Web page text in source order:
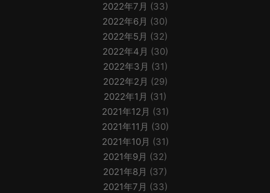
2022年7月 (33)
2022年6月 (30)
2022年5月 (32)
2022年4月 (30)
2022年3月 (31)
2022年2月 (29)
2022年1月 (31)
2021年12月 (31)
2021年11月 (30)
2021年10月 (31)
2021年9月 (32)
2021年8月 (37)
2021年7月 (33)